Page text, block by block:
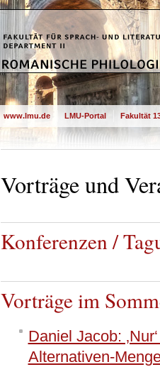
www.lmu.de LMU-Portal Fakultät
Vorträge und
Konferenzen /
Vorträge im
Daniel Jacob:
Alternativen-